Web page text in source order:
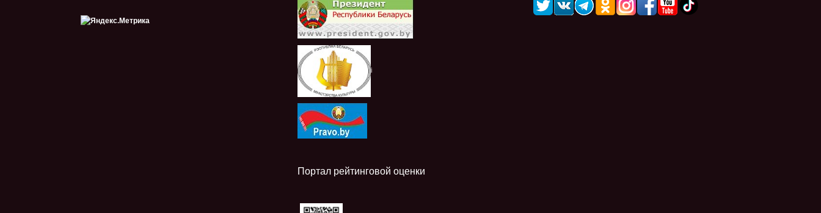
i
Портал рейтинговой оценки